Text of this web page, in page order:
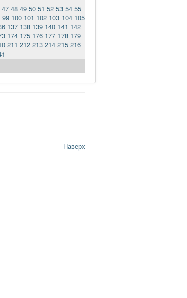
47 48 49 50 51 52 53 54 55
99 100 101 102 103 104 105
137 138 139 140 141 142
174 175 176 177 178 179
211 212 213 214 215 216
Наверх